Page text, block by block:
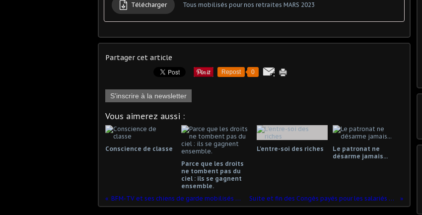
Télécharger Tous mobilisés pour nos retraites MARS 2023
Partager cet article
Repost 0
S'inscrire à la newsletter
Vous aimerez aussi :
Conscience de classe
Parce que les droits
ne tombent pas du
ciel : ils se gagnent
ensemble.
L'entre-soi des riches
Le patronat ne
désarme jamais...
BFM-TV et ses chiens de garde mobilisés contre les travailleurs ! Suite et fin des Congès payés pour les salariés week-end, usine Le meux